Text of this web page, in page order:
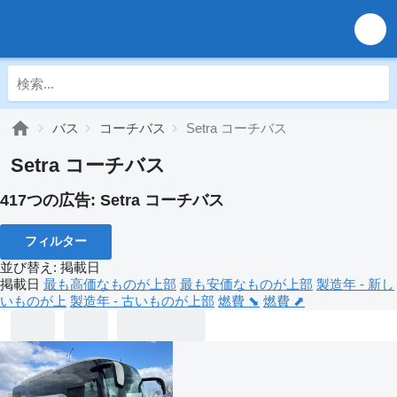
バス コーチバス Setra コーチバス
Setra コーチバス
417つの広告: Setra コーチバス
フィルター
並び替え : 掲載日
掲載日 最も高価なものが上部 最も安価なものが上部 製造年 - 新し
いものが上 製造年 - 古いものが上部 燃費 ⬊ 燃費 ⬈